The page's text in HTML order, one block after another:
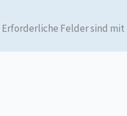
Erforderliche Felder sind mit